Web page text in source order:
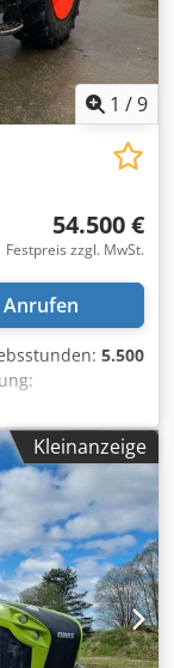
1 /9
54.500 €
Festpreis zzgl. MwSt.
Anrufen
5.500
Kleinanzeige